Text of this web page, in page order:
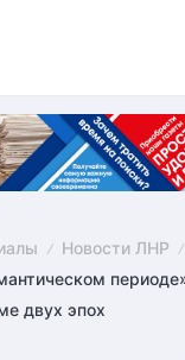
Новости ЛНР
двух эпох